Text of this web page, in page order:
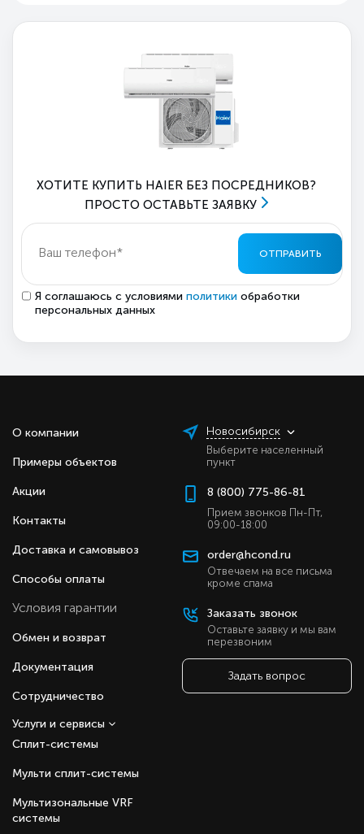
ХОТИТЕ КУПИТЬ HAIER БЕЗ ПОСРЕДНИКОВ?
ПРОСТО ОСТАВЬТЕ ЗАЯВКУ
ОТПРАВИТЬ
Я соглашаюсь с условиямиполитики обработки
персональных данных
О компании
Примеры объектов
Акции
Контакты
Доставка и самовывоз
Способы оплаты
Условия гарантии
Обмен и возврат
Документация
Сотрудничество
Сплит-системы
Мульти сплит-системы
Мультизональные VRF
системы
Услуги и сервисы
Новосибирск
Выберите населенный
пункт
8 (800) 775-86-81
Прием звонков Пн-Пт,
09:00-18:00
order@hcond.ru
Отвечаем на все письма
кроме спама
Заказать звонок
Оставьте заявку и мы вам
перезвоним
Задать вопрос